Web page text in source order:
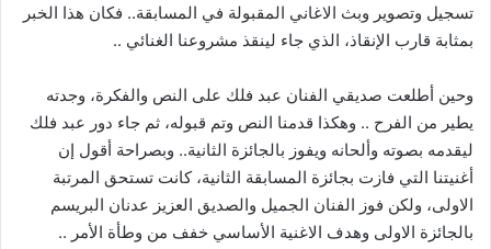
تسجيل وتصوير وبث الاغاني المقبولة في المسابقة.. فكان هذا الخبر
بمثابة قارب الإنقاذ، الذي جاء لينقذ مشروعنا الغنائي ..
وحين أطلعت صديقي الفنان عبد فلك على النص والفكرة، وجدته
يطير من الفرح .. وهكذا قدمنا النص وتم قبوله، ثم جاء دور عبد فلك
ليقدمه بصوته وألحانه ويفوز بالجائزة الثانية.. وبصراحة أقول إن
أغنيتنا التي فازت بجائزة المسابقة الثانية، كانت تستحق المرتبة
الاولى، ولكن فوز الفنان الجميل والصديق العزيز عدنان البريسم
بالجائزة الاولى وهدف الاغنية الأساسي خفف من وطأة الأمر ..